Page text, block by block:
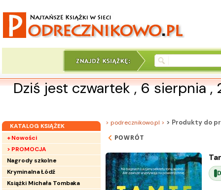
Dziś jest czwartek , 6 sierpnia
KATALOG KSIĄŻEK
+ Nowości
> PROMOCJA
Nagrody szkolne
Kryminalna Łódź
Książki Michała Tombaka
> podrecznikowo.pl > > Produkty do
POWRÓT